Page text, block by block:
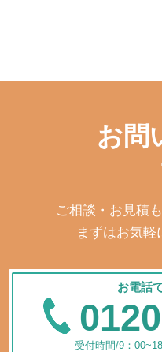
お問
ご相談・お見積
まずはお気軽
お電話
受付時間/9：